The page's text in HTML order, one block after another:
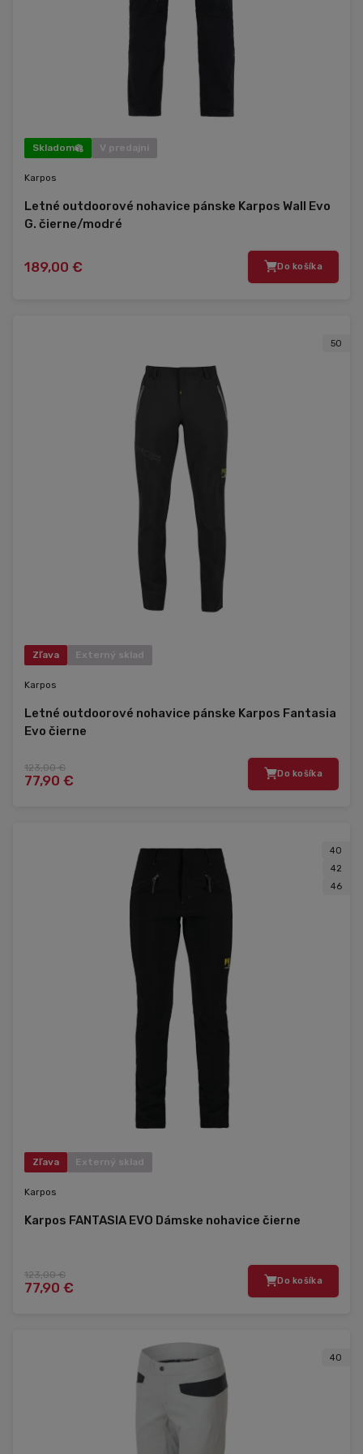
Skladom V predajni
Karpos
Letné outdoorové nohavice pánske Karpos Wall Evo
G. čierne/modré
189,00 € Do košíka
50
Zľava Externý sklad
Karpos
Letné outdoorové nohavice pánske Karpos Fantasia
Evo čierne
123,00 €
77,90 € Do košíka
40
42
46
Zľava Externý sklad
Karpos
Karpos FANTASIA EVO Dámske nohavice čierne
123,00 €
77,90 € Do košíka
40